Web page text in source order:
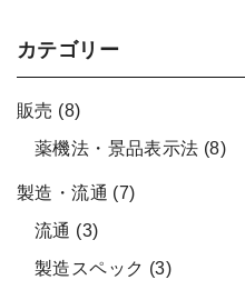
カテゴリー
販売 (8)
薬機法・景品表示法 (8)
製造・流通 (7)
流通 (3)
製造スペック (3)